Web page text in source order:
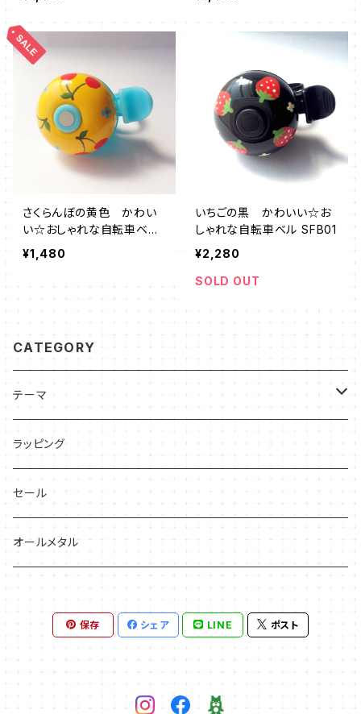
さくらんぼの黄色 かわい
い☆おしゃれな自転車ベル
CFY01
¥1,480
いちごの黒 かわいい☆お
しゃれな自転車ベル SFB01
¥2,280
SOLD OUT
CATEGORY
テーマ
ネコ
花っぽいもの
フルーツっぽいもの
宇宙っぽいもの
ラッピング
セール
オールメタル
保存 シェア LINE ポスト